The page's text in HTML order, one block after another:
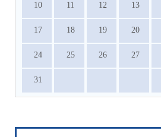
10 11 12 13
17 18 19 20
24 25 26 27
31